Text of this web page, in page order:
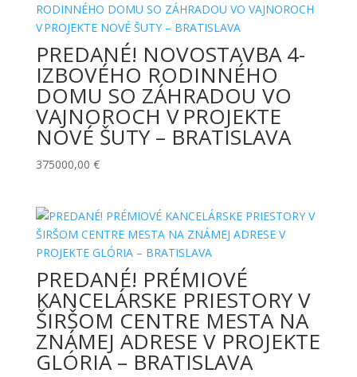
PREDANÉ! NOVOSTAVBA 4-
IZBOVÉHO RODINNÉHO
DOMU SO ZÁHRADOU VO
VAJNOROCH V PROJEKTE
NOVÉ ŠUTY – BRATISLAVA
375000,00 €
PREDANÉ! PRÉMIOVÉ
KANCELÁRSKE PRIESTORY V
ŠIRŠOM CENTRE MESTA NA
ZNÁMEJ ADRESE V PROJEKTE
GLÓRIA – BRATISLAVA